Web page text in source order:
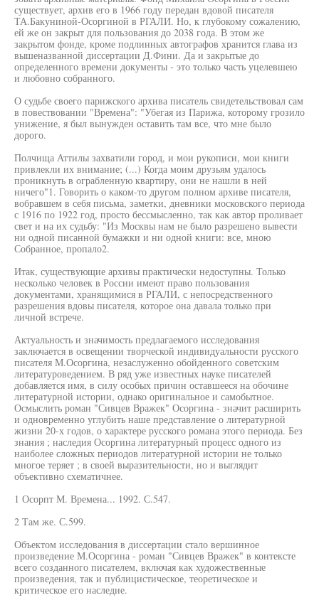
существует, архив его в 1966 году передан вдовой писателя
ТА.Бакуниной-Осоргиной в РГАЛИ. Но, к глубокому сожалению,
ей же он закрыт для пользования до 2038 года. В этом же
закрытом фонде, кроме подлинных автографов хранится глава из
вышеназванной диссертации Д.Фини. Да и закрытые до
определенного времени документы - это только часть уцелевшею
и любовно собранного.
О судьбе своего парижского архива писатель свидетельствовал сам
в повествовании "Времена": "Убегая из Парижа, которому грозило
унижение, я был вынужден оставить там все, что мне было
дорого.
Полчища Аттилы захватили город, и мои рукописи, мои книги
привлекли их внимание; (...) Когда моим друзьям удалось
проникнуть в ограбленную квартиру, они не нашли в ней
ничего"1. Говорить о каком-то другом полном архиве писателя,
вобравшем в себя письма, заметки, дневники московского периода
с 1916 по 1922 год, просто бессмысленно, так как автор проливает
свет и на их судьбу: "Из Москвы нам не было разрешено вывести
ни одной писанной бумажки и ни одной книги: все, мною
Собранное, пропало2.
Итак, существующие архивы практически недоступны. Только
несколько человек в России имеют право пользования
документами, хранящимися в РГАЛИ, с непосредственного
разрешения вдовы писателя, которое она давала только при
личной встрече.
Актуальность и значимость предлагаемого исследования
заключается в освещении творческой индивидуальности русского
писателя М.Осоргина, незаслуженно обойденного советским
литературоведением. В ряд уже известных науке писателей
добавляется имя, в силу особых причин оставшееся на обочине
литературной истории, однако оригинальное и самобытное.
Осмыслить роман "Сивцев Вражек" Осоргина - значит расширить
и одновременно углубить наше представление о литературной
жизни 20-х годов, о характере русского романа этого периода. Без
знания ; наследия Осоргина литературный процесс одного из
наиболее сложных периодов литературной истории не только
многое теряет ; в своей выразительности, но и выглядит
объективно схематичнее.
1 Осорпт М. Времена... 1992. С.547.
2 Там же. С.599.
Объектом исследования в диссертации стало вершинное
произведение М.Осоргина - роман "Сивцев Вражек" в контексте
всего созданного писателем, включая как художественные
произведения, так и публицистическое, теоретическое и
критическое его наследие.